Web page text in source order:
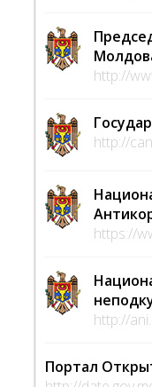
http://
http://
https://
http://
Портал